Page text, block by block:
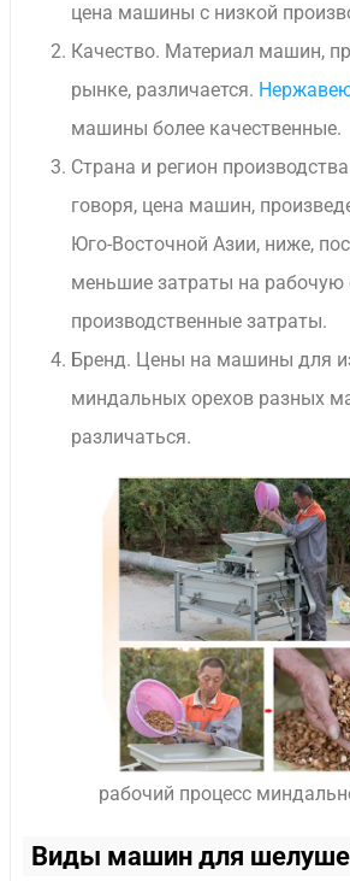
цена машины с низкой
Качество. Материал машин,
рынке, различается.
машины более качественные.
Страна и регион
говоря, цена машин,
Юго-Восточной Азии, ниже,
меньшие затраты на рабочую
производственные затраты.
Бренд. Цены на машины для
миндальных орехов разных
различаться.
рабочий процесс
Виды машин для